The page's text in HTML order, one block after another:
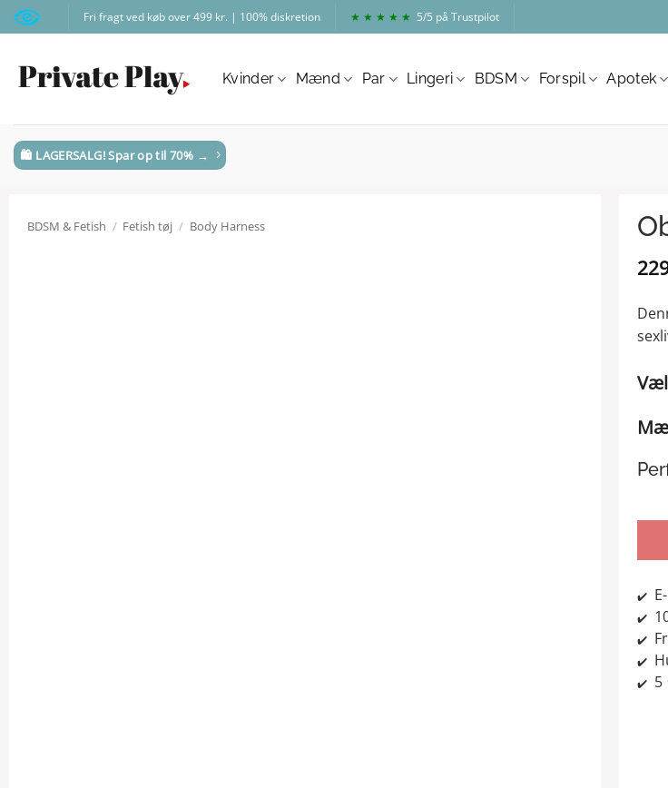
Fortsæt
til
Fri fragt ved køb over 499 kr. | 100% diskretion ★ ★ ★ ★ ★ 5/5 på Trustpilot
Kvinder Mænd Par Lingeri BDSM Forspil Apotek
🛍️ LAGERSALG! Spar op til 70% →
BDSM & Fetish / Fetish tøj / Body Harness
✔️E-
✔️
✔️
✔️
✔️5